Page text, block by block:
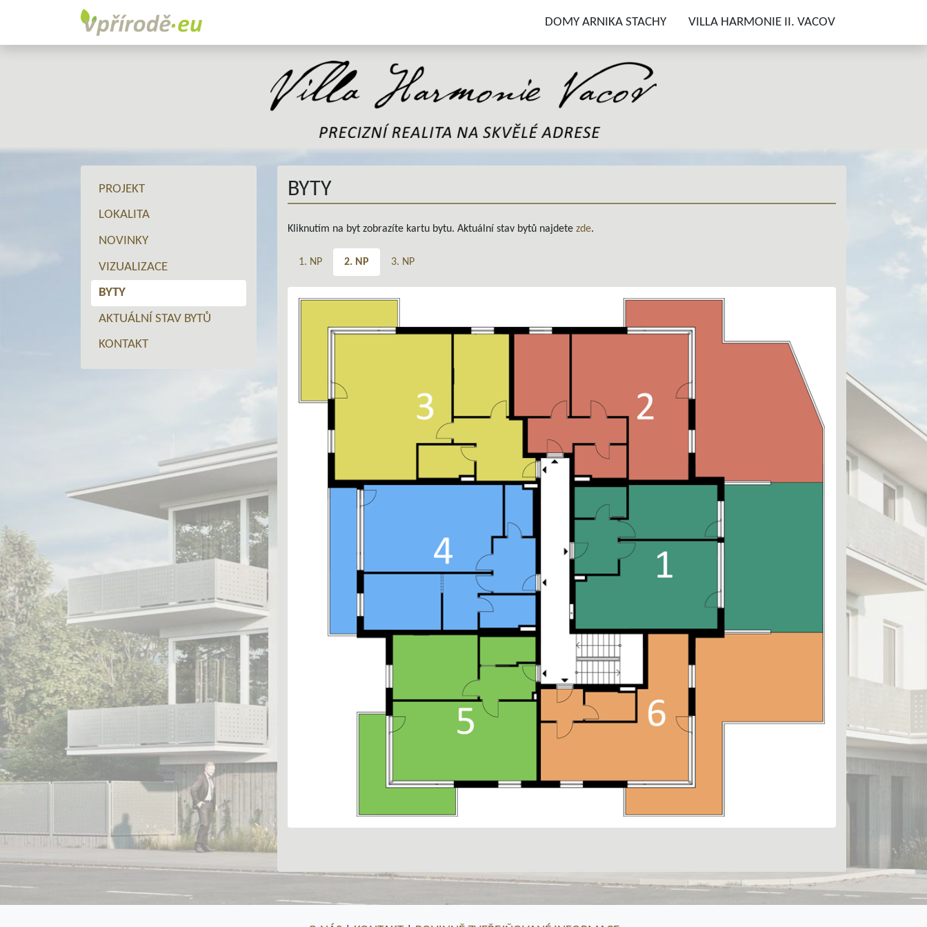
DOMY ARNIKA STACHY VILLA HARMONIE II. VACOV
PROJEKT
LOKALITA
NOVINKY
VIZUALIZACE
BYTY
AKTUÁLNÍ STAV BYTŮ
KONTAKT
BYTY
Kliknutím na byt zobrazíte kartu bytu. Aktuální stav bytů najdete zde.
1. NP 2. NP 3. NP